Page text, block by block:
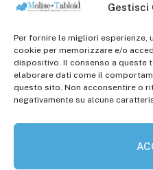
Gestisci
Per fornire le migliori esperienze,
cookie per memorizzare e/o
dispositivo. Il consenso a queste
elaborare dati come il
questo sito. Non acconsentire o
negativamente su alcune
+39 3333169466
Scrivici a:
info@molisetabloid.it
Disclaimer